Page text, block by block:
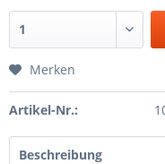
Merken
Artikel-Nr.:
Beschreibung